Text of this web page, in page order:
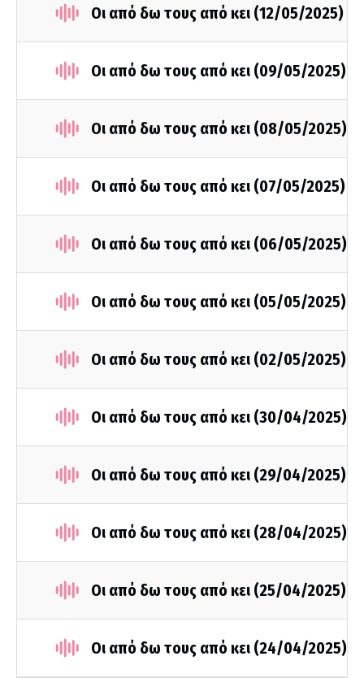
Οι από δω τους από κει (12/05/2025)
Οι από δω τους από κει (09/05/2025)
Οι από δω τους από κει (08/05/2025)
Οι από δω τους από κει (07/05/2025)
Οι από δω τους από κει (06/05/2025)
Οι από δω τους από κει (05/05/2025)
Οι από δω τους από κει (02/05/2025)
Οι από δω τους από κει (30/04/2025)
Οι από δω τους από κει (29/04/2025)
Οι από δω τους από κει (28/04/2025)
Οι από δω τους από κει (25/04/2025)
Οι από δω τους από κει (24/04/2025)